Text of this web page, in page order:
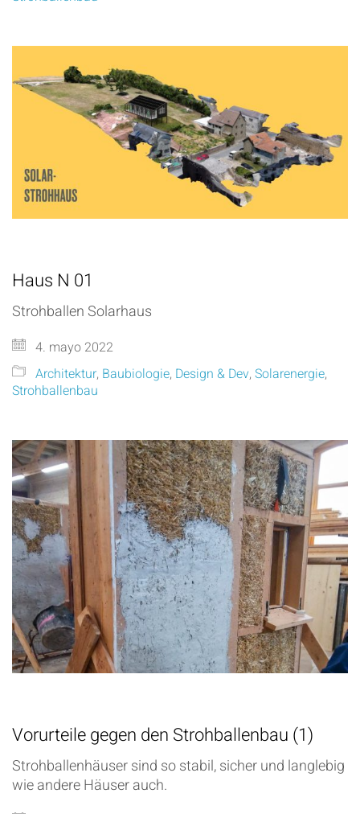
Haus N 01
Strohballen Solarhaus
4. mayo 2022
Architektur, Baubiologie, Design & Dev, Solarenergie,
Strohballenbau
Vorurteile gegen den Strohballenbau (1)
Strohballenhäuser sind so stabil, sicher und langlebig
wie andere Häuser auch.